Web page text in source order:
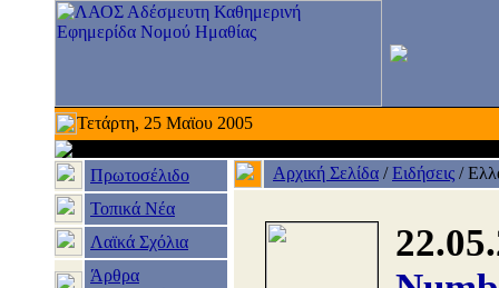
Τετάρτη, 25 Μαϊου 2005
Πρωτοσέλιδο
Τοπικά Νέα
Λαϊκά Σχόλια
Άρθρα
Αρχική Σελίδα /Ειδήσεις /